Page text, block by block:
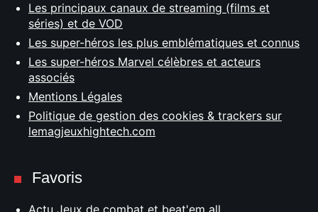
Les principaux canaux de streaming (films et
séries) et de VOD
Les super-héros les plus emblématiques et connus
Les super-héros Marvel célèbres et acteurs
associés
Mentions Légales
Politique de gestion des cookies & trackers sur
lemagjeuxhightech.com
Favoris
Actu Jeux de combat et beat'em all